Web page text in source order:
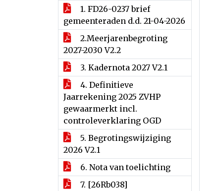
1. FD26-0237 brief
gemeenteraden d.d. 21-04-2026
2.Meerjarenbegroting
2027-2030 V2.2
3. Kadernota 2027 V2.1
4. Definitieve
Jaarrekening 2025 ZVHP
gewaarmerkt incl.
controleverklaring OGD
5. Begrotingswijziging
2026 V2.1
6. Nota van toelichting
7. [26Rb038]